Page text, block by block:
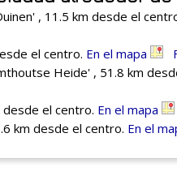
, 11.5 km desde el
el centro. En el mapa
Heide' , 51.8 km
el centro. En el mapa
km desde el centro. En el